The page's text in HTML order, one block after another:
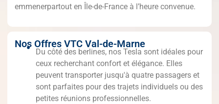
emmenerpartout en Île-de-France à l’heure convenue.
Nos Offres VTC Val-de-Marne
Du côté des berlines, nos Tesla sont idéales pour
ceux recherchant confort et élégance. Elles
peuvent transporter jusqu'à quatre passagers et
sont parfaites pour des trajets individuels ou des
petites réunions professionnelles.